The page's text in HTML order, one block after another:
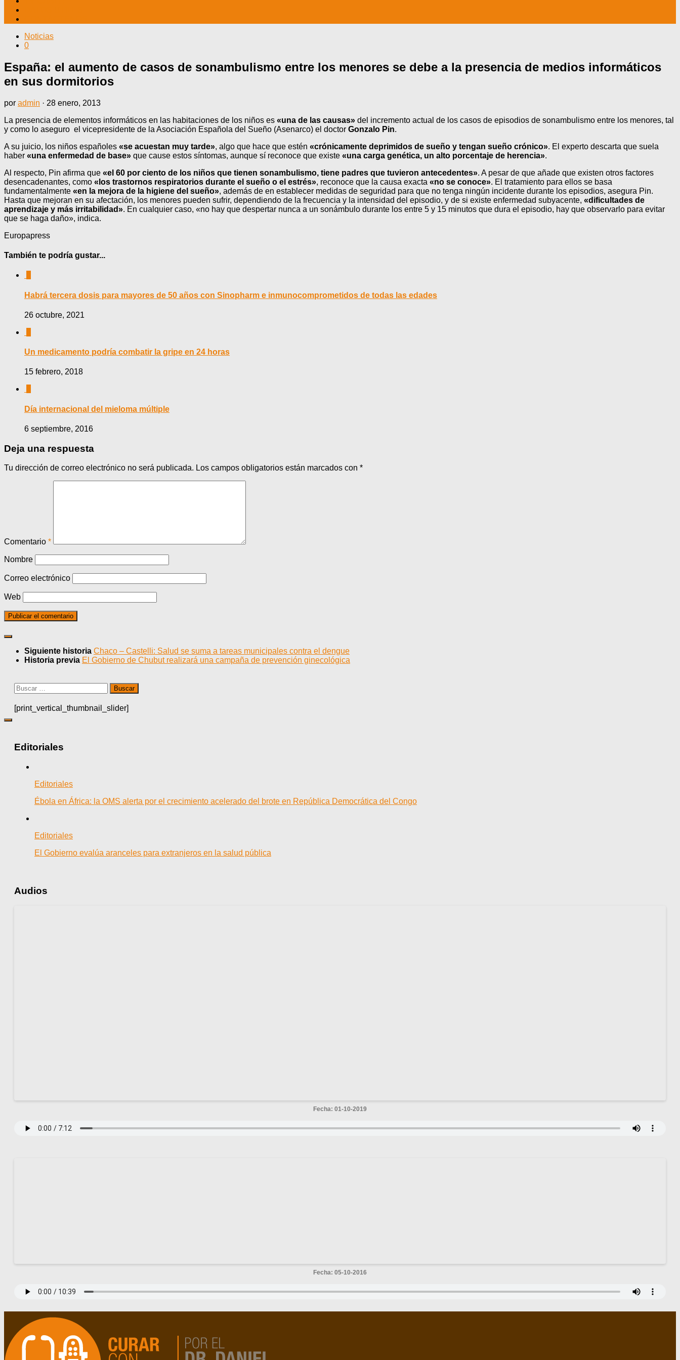
Noticias
0
España: el aumento de casos de sonambulismo entre los menores se debe a la presencia de medios informáticos
en sus dormitorios
por admin · 28 enero, 2013
La presencia de elementos informáticos en las habitaciones de los niños es «una de las causas» del incremento actual de los casos de episodios de sonambulismo entre los menores, tal
y como lo aseguro el vicepresidente de la Asociación Española del Sueño (Asenarco) el doctor Gonzalo Pin.
A su juicio, los niños españoles «se acuestan muy tarde», algo que hace que estén «crónicamente deprimidos de sueño y tengan sueño crónico». El experto descarta que suela
haber «una enfermedad de base» que cause estos síntomas, aunque sí reconoce que existe «una carga genética, un alto porcentaje de herencia».
Al respecto, Pin afirma que «el 60 por ciento de los niños que tienen sonambulismo, tiene padres que tuvieron antecedentes». A pesar de que añade que existen otros factores
desencadenantes, como «los trastornos respiratorios durante el sueño o el estrés», reconoce que la causa exacta «no se conoce». El tratamiento para ellos se basa
fundamentalmente «en la mejora de la higiene del sueño», además de en establecer medidas de seguridad para que no tenga ningún incidente durante los episodios, asegura Pin.
Hasta que mejoran en su afectación, los menores pueden sufrir, dependiendo de la frecuencia y la intensidad del episodio, y de si existe enfermedad subyacente, «dificultades de
aprendizaje y más irritabilidad». En cualquier caso, «no hay que despertar nunca a un sonámbulo durante los entre 5 y 15 minutos que dura el episodio, hay que observarlo para evitar
que se haga daño», indica.
Europapress
También te podría gustar...
Habrá tercera dosis para mayores de 50 años con Sinopharm e inmunocomprometidos de todas las edades
26 octubre, 2021
Un medicamento podría combatir la gripe en 24 horas
15 febrero, 2018
Día internacional del mieloma múltiple
6 septiembre, 2016
Deja una respuesta
Tu dirección de correo electrónico no será publicada. Los campos obligatorios están marcados con *
Comentario *
Nombre
Correo electrónico
Web
Siguiente historia Chaco – Castelli: Salud se suma a tareas municipales contra el dengue
Historia previa El Gobierno de Chubut realizará una campaña de prevención ginecológica
Buscar:
[print_vertical_thumbnail_slider]
Editoriales
Editoriales
Ébola en África: la OMS alerta por el crecimiento acelerado del brote en República Democrática del Congo
Editoriales
El Gobierno evalúa aranceles para extranjeros en la salud pública
Audios
Fecha: 01-10-2019
Fecha: 05-10-2016